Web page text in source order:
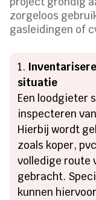
zorgeloos
gasleidingen of
situatie
Een loodgieter
inspecteren
Hierbij wordt
zoals koper,
volledige route
gebracht.
kunnen